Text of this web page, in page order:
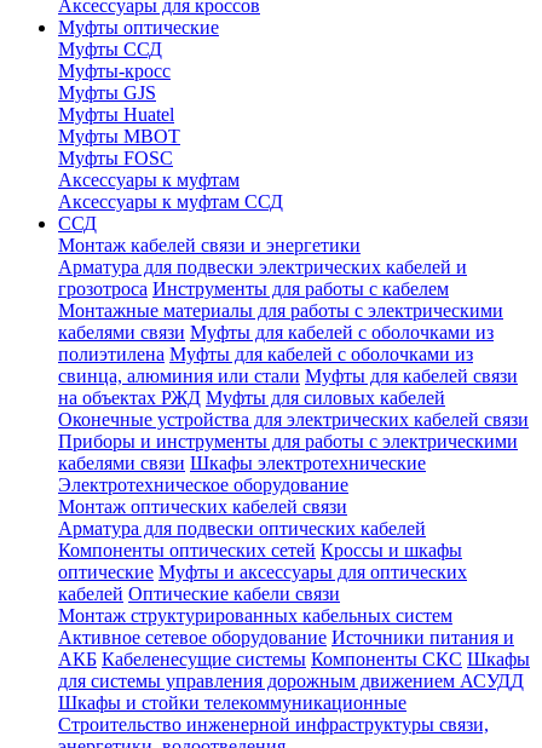
Аксессуары для кроссов
Муфты оптические
Муфты ССД
Муфты-кросс
Муфты GJS
Муфты Huatel
Муфты МВОТ
Муфты FOSC
Аксессуары к муфтам
Аксессуары к муфтам ССД
ССД
Монтаж кабелей связи и энергетики
Арматура для подвески электрических кабелей и
грозотроса Инструменты для работы с кабелем
Монтажные материалы для работы с электрическими
кабелями связи Муфты для кабелей с оболочками из
полиэтилена Муфты для кабелей с оболочками из
свинца, алюминия или стали Муфты для кабелей связи
на объектах РЖД Муфты для силовых кабелей
Оконечные устройства для электрических кабелей связи
Приборы и инструменты для работы с электрическими
кабелями связи Шкафы электротехнические
Электротехническое оборудование
Монтаж оптических кабелей связи
Арматура для подвески оптических кабелей
Компоненты оптических сетей Кроссы и шкафы
оптические Муфты и аксессуары для оптических
кабелей Оптические кабели связи
Монтаж структурированных кабельных систем
Активное сетевое оборудование Источники питания и
АКБ Кабеленесущие системы Компоненты СКС Шкафы
для системы управления дорожным движением АСУДД
Шкафы и стойки телекоммуникационные
Строительство инженерной инфраструктуры связи,